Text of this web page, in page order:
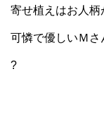
寄せ植えはお人柄
可憐で優しいＭさ
?